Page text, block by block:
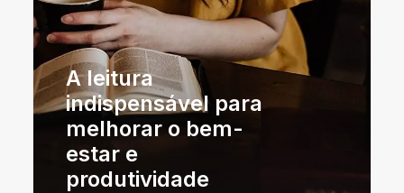
A leitura
indispensável para
melhorar o bem-
estar e
produtividade